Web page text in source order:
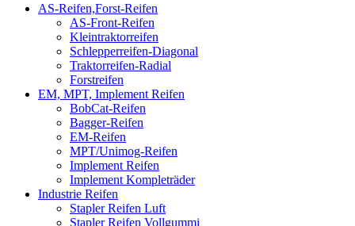
AS-Reifen,Forst-Reifen
AS-Front-Reifen
Kleintraktorreifen
Schlepperreifen-Diagonal
Traktorreifen-Radial
Forstreifen
EM, MPT, Implement Reifen
BobCat-Reifen
Bagger-Reifen
EM-Reifen
MPT/Unimog-Reifen
Implement Reifen
Implement Kompleträder
Industrie Reifen
Stapler Reifen Luft
Stapler Reifen Vollgummi